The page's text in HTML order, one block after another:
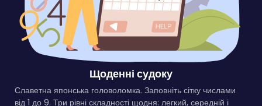
Щоденні судоку
Славетна японська головоломка. Заповніть сітку числами
від 1 до 9. Три рівні складності щодня: легкий, середній і